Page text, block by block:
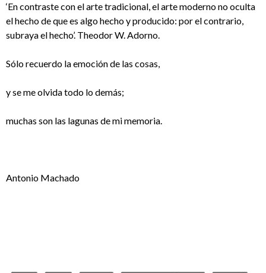
‘En contraste con el arte tradicional, el arte moderno no oculta
el hecho de que es algo hecho y producido: por el contrario,
subraya el hecho’. Theodor W. Adorno.
Sólo recuerdo la emoción de las cosas,
y se me olvida todo lo demás;
muchas son las lagunas de mi memoria.
Antonio Machado